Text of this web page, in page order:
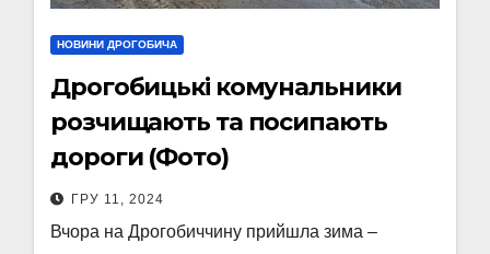
НОВИНИ ДРОГОБИЧА
Дрогобицькі комунальники
розчищають та посипають
дороги (Фото)
ГРУ 11, 2024
Вчора на Дрогобиччину прийшла зима –